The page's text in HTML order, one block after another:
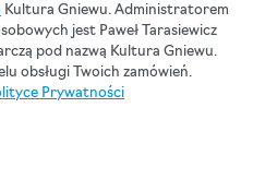
Kultura Gniewu. Administratorem
jest Paweł Tarasiewicz
pod nazwą Kultura Gniewu.
obsługi Twoich zamówień.
Prywatności